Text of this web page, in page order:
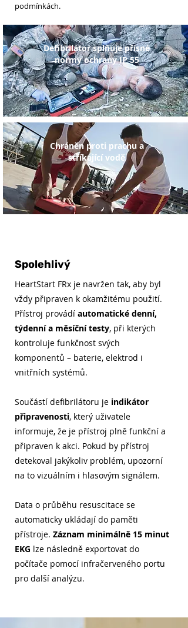
podmínkách.
Defibrilátor splňuje přísné
normy ochrany IP 55
Chráněn proti prachu a
stříkající vodě
Spolehlivý
HeartStart FRx je navržen tak, aby byl
vždy připraven k okamžitému použití.
Přístroj provádí automatické denní,
týdenní a měsíční testy, při kterých
kontroluje funkčnost svých
komponentů – baterie, elektrod i
vnitřních systémů.
Součástí defibrilátoru je indikátor
připravenosti, který uživatele
informuje, že je přístroj plně funkční a
připraven k akci. Pokud by přístroj
detekoval jakýkoliv problém, upozorní
na to vizuálním i hlasovým signálem.
Data o průběhu resuscitace se
automaticky ukládají do paměti
přístroje. Záznam minimálně 15 minut
EKG lze následně exportovat do
počítače pomocí infračerveného portu
pro další analýzu.